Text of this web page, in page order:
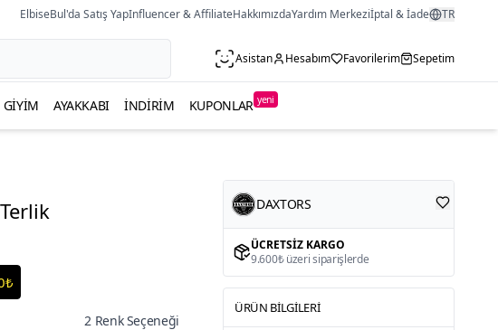
ElbiseBul'da Satış YapInfluencer & AffiliateHakkımızdaYardım Merkeziİptal & İade TR
Asistan Hesabım Favorilerim Sepetim
GIYIM AYAKKABI İNDIRIM KUPONLAR yeni
2 Renk Seçeneği
DAXTORS
ÜCRETSIZ KARGO
9.600₺ üzeri siparişlerde
ÜRÜN BILGILERI